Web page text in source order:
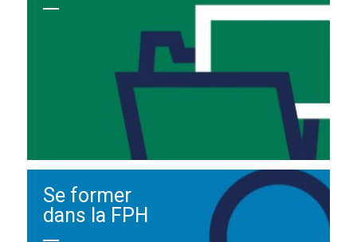
Se former
dans la FPH